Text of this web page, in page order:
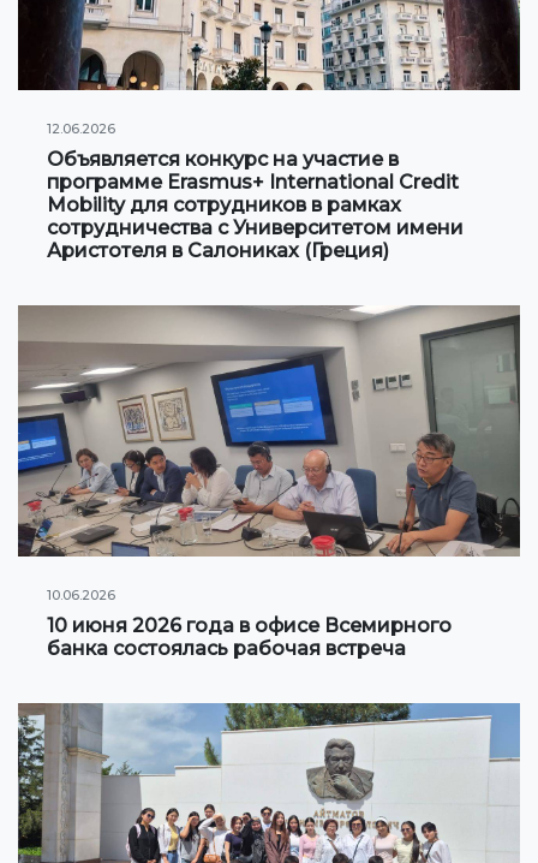
Электронная библиотека
СОТРУДНИЧЕСТВО
Сотрудничество с международными
организациями
Сотрудничество с Вузами
Международные проекты
Академическая мобильность
Мобильность студентов
СТУДЕНЧЕСКАЯ ЖИЗНЬ
Личный кабинет студента
Информация для студентов
Учебное расписание
Студенческое правительство
Клуб по интересам
Информация по грантам и стипендиям
НОВОСТИ
12.06.2026
Объявляется конкурс на участие в
программе Erasmus+ International Credit
Mobility для сотрудников в рамках
сотрудничества с Университетом имени
Аристотеля в Салониках (Греция)
10.06.2026
10 июня 2026 года в офисе Всемирного
банка состоялась рабочая встреча